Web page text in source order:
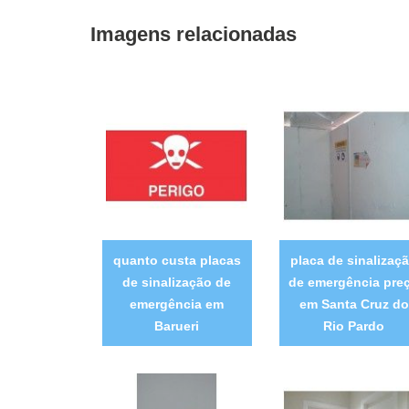
Imagens relacionadas
quanto custa placas
de sinalização de
emergência em
Barueri
placa de
de emergência
em Santa Cruz do
Rio Pardo